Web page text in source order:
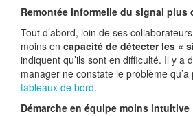
Remontée informelle du signal plus
Tout d’abord, loin de ses
moins en capacité de détecter les «
indiquent qu’ils sont en difficulté. Il y a
manager ne constate le problème
tableaux de bord.
Démarche en équipe moins intuitive